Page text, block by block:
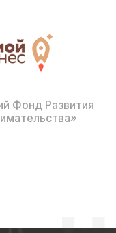
Фонд Развития